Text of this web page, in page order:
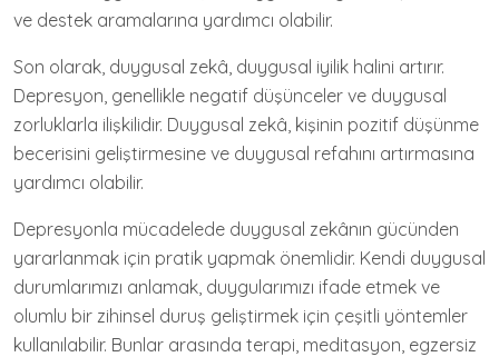
ve destek aramalarına yardımcı olabilir.
Son olarak, duygusal zekâ, duygusal iyilik halini artırır.
Depresyon, genellikle negatif düşünceler ve duygusal
zorluklarla ilişkilidir. Duygusal zekâ, kişinin pozitif düşünme
becerisini geliştirmesine ve duygusal refahını artırmasına
yardımcı olabilir.
Depresyonla mücadelede duygusal zekânın gücünden
yararlanmak için pratik yapmak önemlidir. Kendi duygusal
durumlarımızı anlamak, duygularımızı ifade etmek ve
olumlu bir zihinsel duruş geliştirmek için çeşitli yöntemler
kullanılabilir. Bunlar arasında terapi, meditasyon, egzersiz